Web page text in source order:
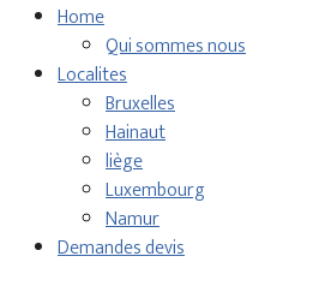
Home
Qui sommes nous
Localites
Bruxelles
Hainaut
liège
Luxembourg
Namur
Demandes devis